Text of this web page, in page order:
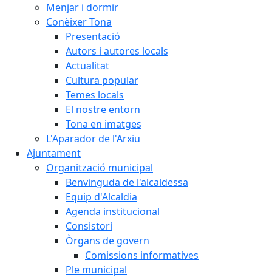
Menjar i dormir
Conèixer Tona
Presentació
Autors i autores locals
Actualitat
Cultura popular
Temes locals
El nostre entorn
Tona en imatges
L'Aparador de l'Arxiu
Ajuntament
Organització municipal
Benvinguda de l'alcaldessa
Equip d'Alcaldia
Agenda institucional
Consistori
Òrgans de govern
Comissions informatives
Ple municipal